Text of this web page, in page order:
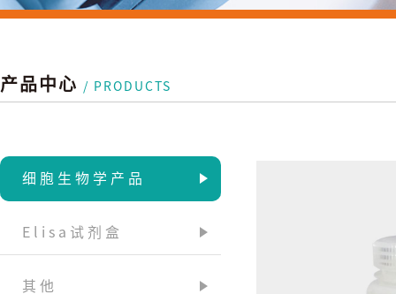
产品中心 / PRODUCTS
细胞生物学产品
Elisa试剂盒
其他